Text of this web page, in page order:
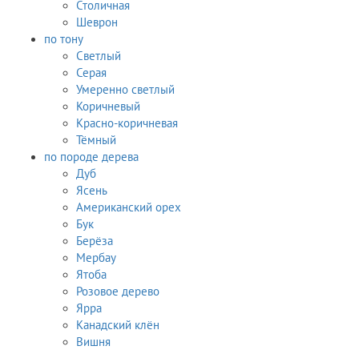
Столичная
Шеврон
по тону
Светлый
Серая
Умеренно светлый
Коричневый
Красно-коричневая
Тёмный
по породе дерева
Дуб
Ясень
Американский орех
Бук
Берёза
Мербау
Ятоба
Розовое дерево
Ярра
Канадский клён
Вишня